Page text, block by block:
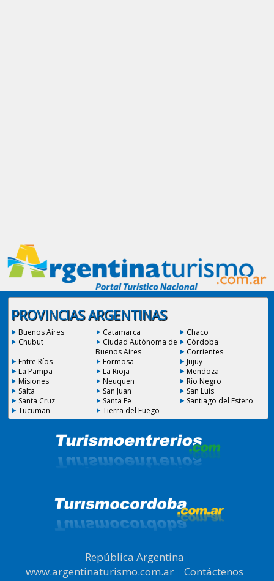
PROVINCIAS ARGENTINAS
Buenos Aires Catamarca
Chaco
Chubut
Ciudad Autónoma de
Buenos Aires
Córdoba
Corrientes
Entre Ríos
Formosa
Jujuy
La Pampa
La Rioja
Mendoza
Misiones
Neuquen
Río Negro
Salta
San Juan
San Luis
Santa Cruz
Santa Fe
Santiago del Estero
Tucuman
Tierra del Fuego
República Argentina
www.argentinaturismo.com.ar| Contáctenos